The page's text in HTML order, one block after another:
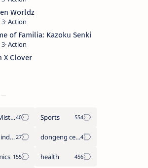
Worldz
of Familia: Kazoku Senki
X Clover
Cerita Misteri Sports
cerpen indonesia dongeng cerita legenda
health